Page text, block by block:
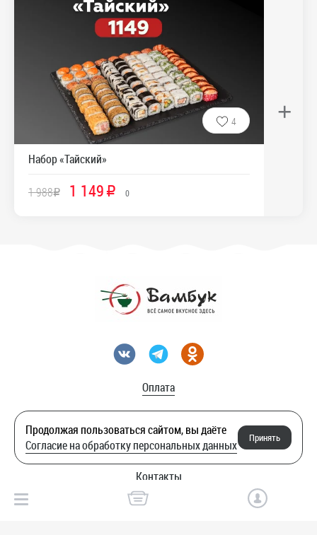
4
Набор «Тайский»
1 988R 1 149R 0
+
Оплата
Служба качества
Контакты
Продолжая пользоваться сайтом, вы даёте
Согласие на обработку персональных данных
Принять